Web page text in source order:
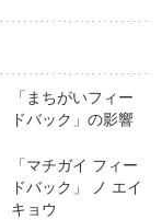
「まちがいフィー
ドバック」の影響
「マチガイ フィー
ドバック」 ノ エイ
キョウ